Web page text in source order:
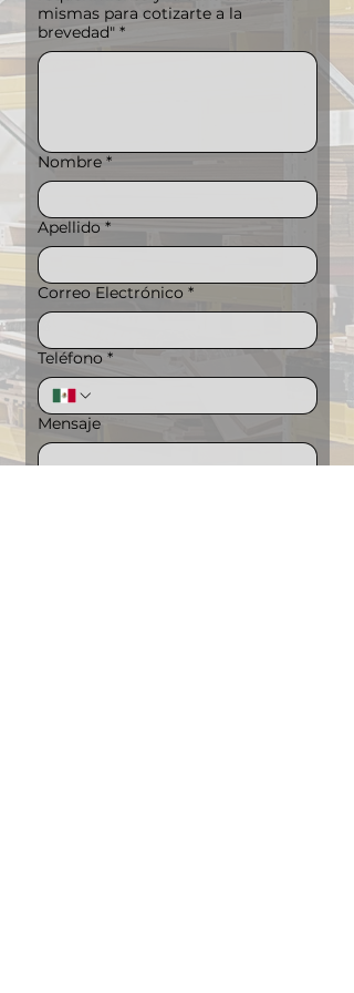
mismas para cotizarte a la
brevedad" *
Nombre *
Apellido *
Correo Electrónico *
Teléfono *
Mensaje